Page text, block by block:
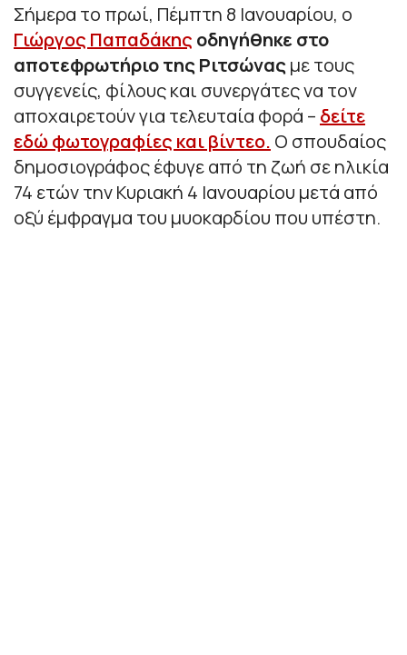
Σήμερα το πρωί, Πέμπτη 8 Ιανουαρίου, ο
Γιώργος Παπαδάκης οδηγήθηκε στο
αποτεφρωτήριο της Ριτσώναςμε τους
συγγενείς, φίλους και συνεργάτες να τον
αποχαιρετούν για τελευταία φορά – δείτε
εδώ φωτογραφίες και βίντεο. Ο σπουδαίος
δημοσιογράφος έφυγε από τη ζωή σε ηλικία
74 ετών την Κυριακή 4 Ιανουαρίου μετά από
οξύ έμφραγμα του μυοκαρδίου που υπέστη.